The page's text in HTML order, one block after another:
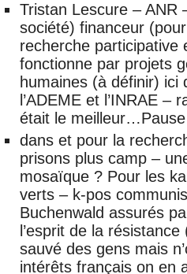
Tristan Lescure – ANR
société) financeur
recherche participative
fonctionne par projets
humaines (à définir) ici
l’ADEME et l’INRAE
était le meilleur…Pause
dans et pour la
prisons plus camp –
mosaïque ? Pour les
verts – k-pos
Buchenwald assurés
l’esprit de la
sauvé des gens mais
intérêts français on en